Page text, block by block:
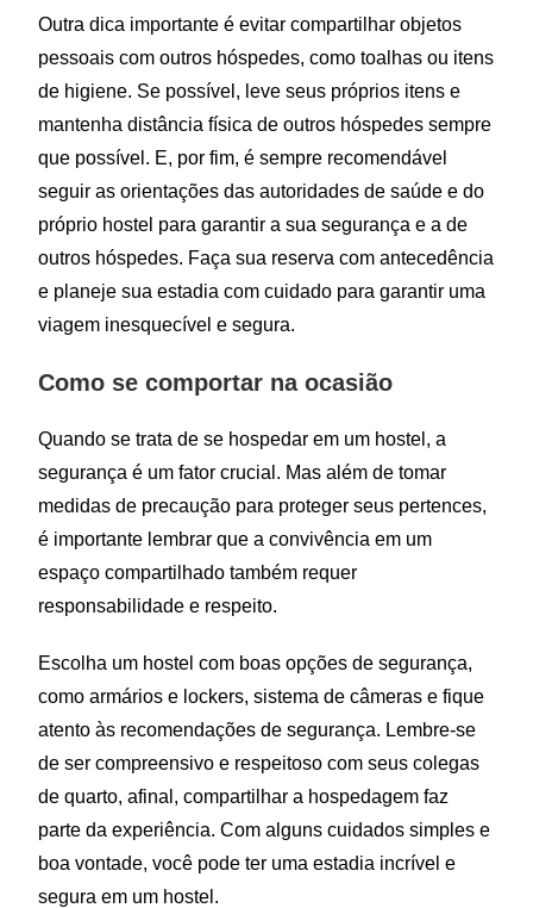
Outra dica importante é evitar compartilhar objetos
pessoais com outros hóspedes, como toalhas ou itens
de higiene. Se possível, leve seus próprios itens e
mantenha distância física de outros hóspedes sempre
que possível. E, por fim, é sempre recomendável
seguir as orientações das autoridades de saúde e do
próprio hostel para garantir a sua segurança e a de
outros hóspedes. Faça sua reserva com antecedência
e planeje sua estadia com cuidado para garantir uma
viagem inesquecível e segura.
Como se comportar na ocasião
Quando se trata de se hospedar em um hostel, a
segurança é um fator crucial. Mas além de tomar
medidas de precaução para proteger seus pertences,
é importante lembrar que a convivência em um
espaço compartilhado também requer
responsabilidade e respeito.
Escolha um hostel com boas opções de segurança,
como armários e lockers, sistema de câmeras e fique
atento às recomendações de segurança. Lembre-se
de ser compreensivo e respeitoso com seus colegas
de quarto, afinal, compartilhar a hospedagem faz
parte da experiência. Com alguns cuidados simples e
boa vontade, você pode ter uma estadia incrível e
segura em um hostel.